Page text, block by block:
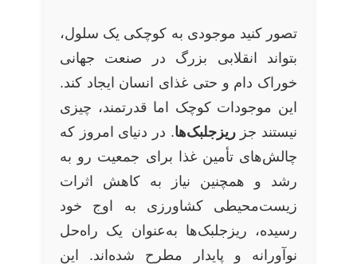
تصور کنید موجودی به کوچکی یک سلول،
بتواند انقلابی بزرگ در صنعت جهانی
خوراک دام و حتی غذای انسان ایجاد کند.
این موجودات کوچک اما قدرتمند، چیزی
نیستند جزریزجلبک‌ها. در دنیای امروز که
چالش‌های تأمین غذا برای جمعیت رو به
رشد و همچنین نیاز به کاهش اثرات
زیست‌محیطی کشاورزی به اوج خود
رسیده، ریزجلبک‌ها به‌عنوان یک راه‌حل
نوآورانه و پایدار مطرح شده‌اند. این